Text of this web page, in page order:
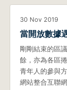
30 Nov 2019
當開放數據
剛剛結束的區
餘，亦為各區
青年人的參與
網站整合互聯